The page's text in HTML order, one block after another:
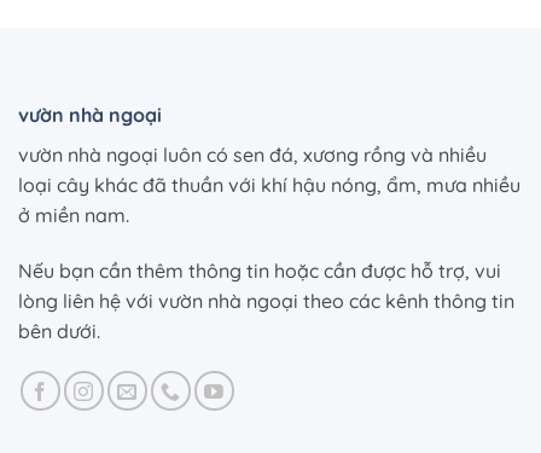
vườn nhà ngoại
vườn nhà ngoại luôn có sen đá, xương rồng và nhiều
loại cây khác đã thuần với khí hậu nóng, ẩm, mưa nhiều
ở miền nam.
Nếu bạn cần thêm thông tin hoặc cần được hỗ trợ, vui
lòng liên hệ với vườn nhà ngoại theo các kênh thông tin
bên dưới.